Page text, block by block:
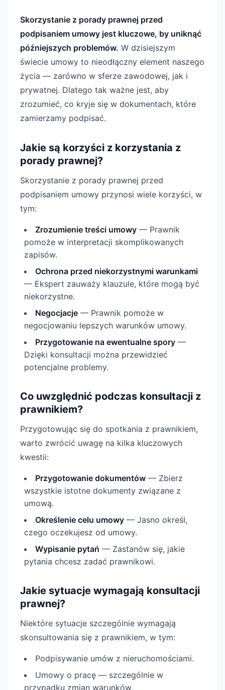
Skorzystanie z porady prawnej przed
podpisaniem umowy jest kluczowe, by uniknąć
późniejszych problemów. W dzisiejszym
świecie umowy to nieodłączny element naszego
życia — zarówno w sferze zawodowej, jak i
prywatnej. Dlatego tak ważne jest, aby
zrozumieć, co kryje się w dokumentach, które
zamierzamy podpisać.
Jakie są korzyści z korzystania z
porady prawnej?
Skorzystanie z porady prawnej przed
podpisaniem umowy przynosi wiele korzyści, w
tym:
Zrozumienie treści umowy — Prawnik
pomoże w interpretacji skomplikowanych
zapisów.
Ochrona przed niekorzystnymi warunkami
— Ekspert zauważy klauzule, które mogą być
niekorzystne.
Negocjacje — Prawnik pomoże w
negocjowaniu lepszych warunków umowy.
Przygotowanie na ewentualne spory —
Dzięki konsultacji można przewidzieć
potencjalne problemy.
Co uwzględnić podczas konsultacji z
prawnikiem?
Przygotowując się do spotkania z prawnikiem,
warto zwrócić uwagę na kilka kluczowych
kwestii:
Przygotowanie dokumentów — Zbierz
wszystkie istotne dokumenty związane z
umową.
Określenie celu umowy — Jasno określ,
czego oczekujesz od umowy.
Wypisanie pytań — Zastanów się, jakie
pytania chcesz zadać prawnikowi.
Jakie sytuacje wymagają konsultacji
prawnej?
Niektóre sytuacje szczególnie wymagają
skonsultowania się z prawnikiem, w tym:
Podpisywanie umów z nieruchomościami.
Umowy o pracę — szczególnie w
przypadku zmian warunków.